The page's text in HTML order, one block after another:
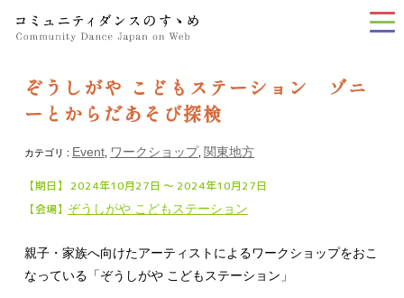
ぞうしがや こどもステーション ゾニ
ーとからだあそび探検
カテゴリ : Event, ワークショップ 関東地方
【期日】 2024年10月27日 〜 2024年10月27日
【会場】 ぞうしがや こどもステーション
親子・家族へ向けたアーティストによるワークショップをおこ
なっている「ぞうしがや こどもステーション」